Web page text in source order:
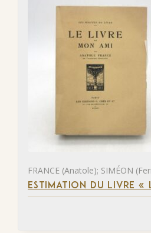
FRANCE (Anatole); SIMÉON
ESTIMATION DU LIVRE